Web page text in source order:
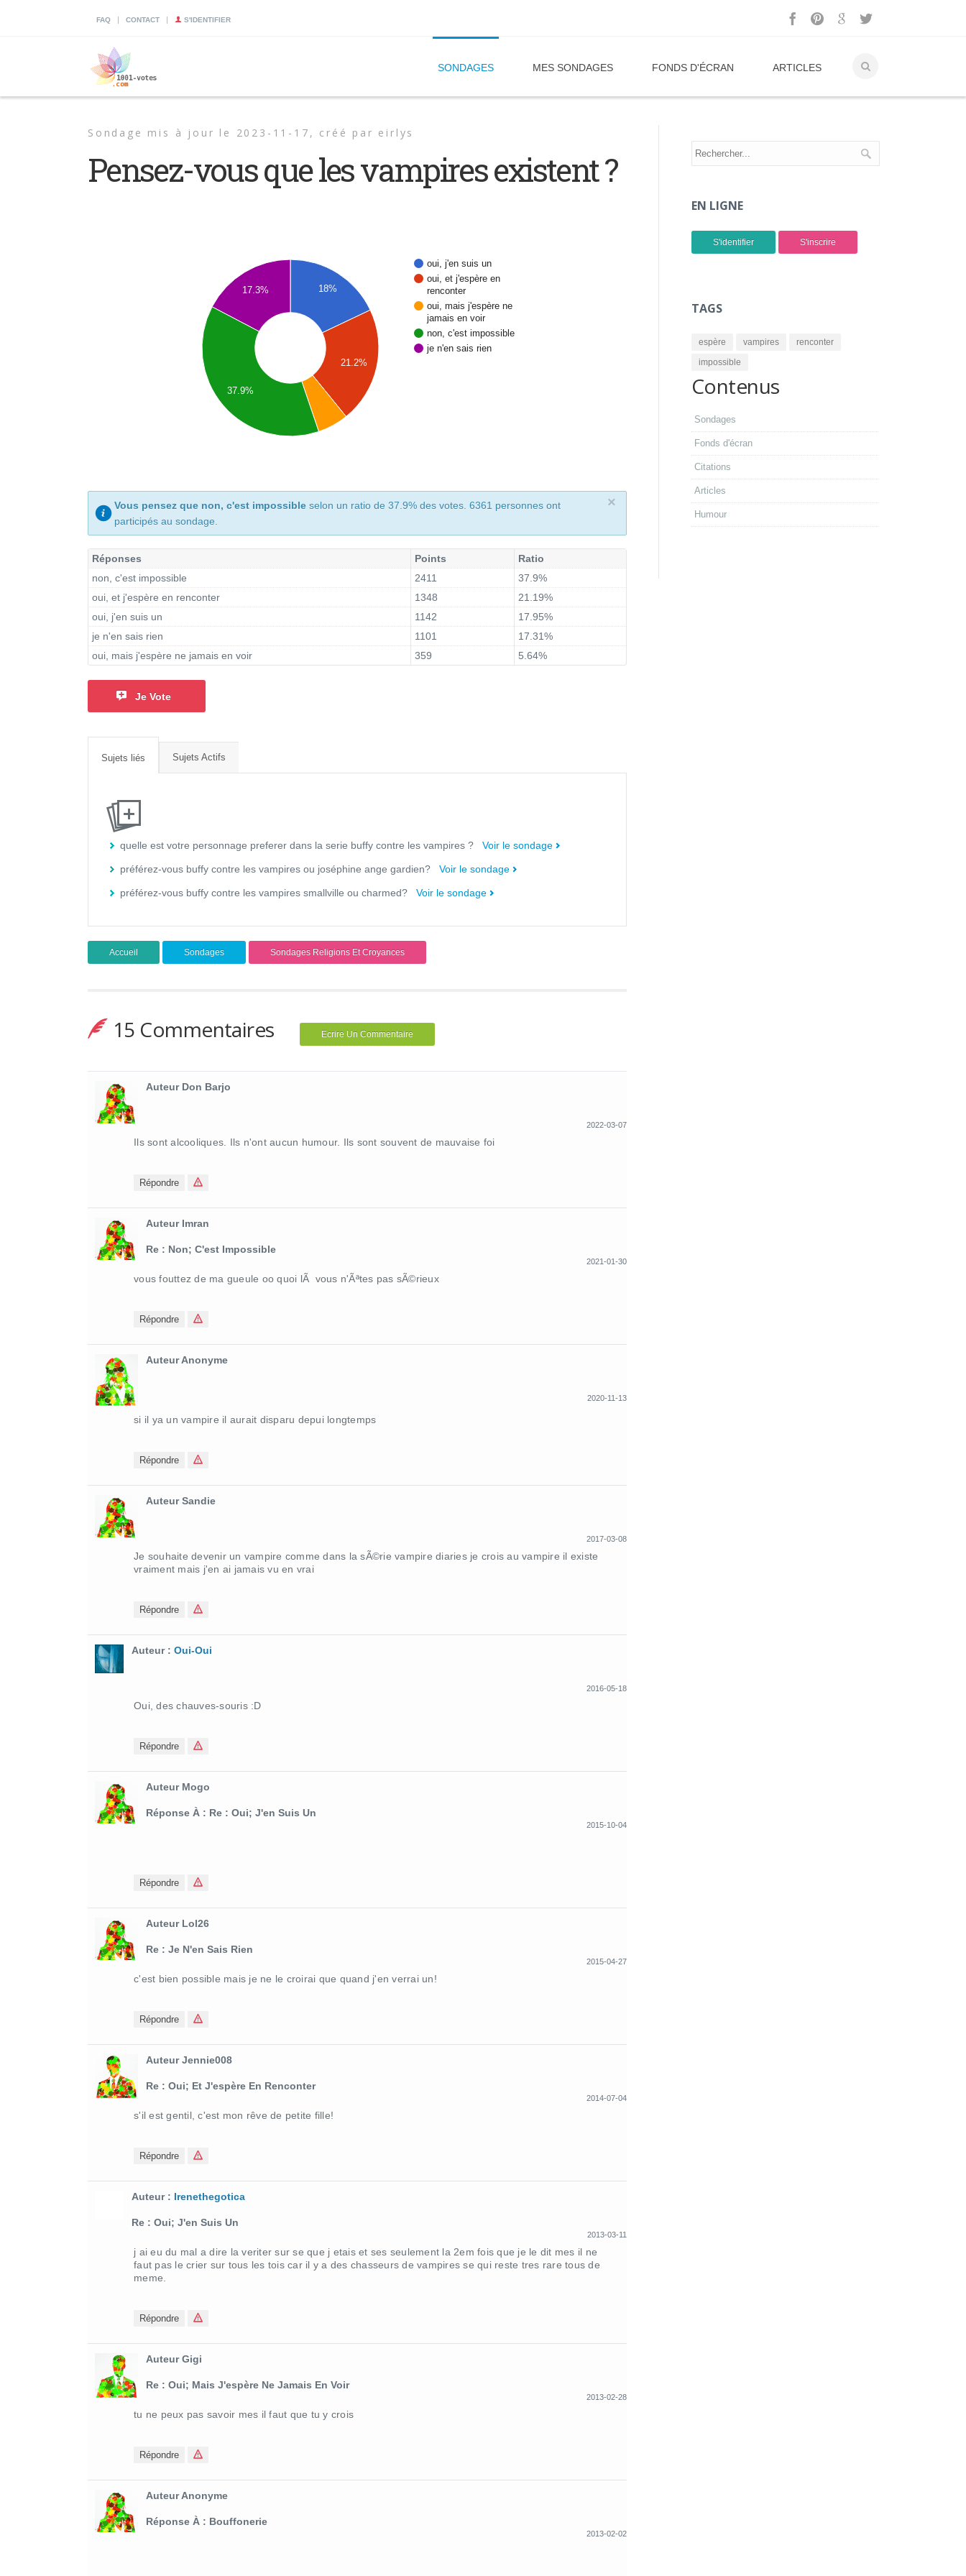
FAQ | CONTACT | S'IDENTIFIER
SONDAGES MES SONDAGES FONDS D'ÉCRAN ARTICLES
Sondage mis à jour le 2023-11-17, créé par eirlys
Pensez-vous que les vampires existent ?
oui, j'en suis un
oui, et j'espère en
renconter
oui, mais j'espère ne
jamais en voir
non, c'est impossible
je n'en sais rien
18%
21.2%
17.3%
37.9%
×
Vous pensez que non, c'est impossible selon un ratio de 37.9% des votes. 6361 personnes ont
participés au sondage.
Réponses Points
Ratio
non, c'est impossible
2411
37.9%
oui, et j'espère en renconter
1348
21.19%
oui, j'en suis un
1142
17.95%
je n'en sais rien
1101
17.31%
oui, mais j'espère ne jamais en voir
359 5.64%
Je Vote
Sujets liés Sujets Actifs
quelle est votre personnage preferer dans la serie buffy contre les vampires ? Voir le sondage
préférez-vous buffy contre les vampires ou joséphine ange gardien? Voir le sondage
préférez-vous buffy contre les vampires smallville ou charmed? Voir le sondage
Accueil Sondages Sondages Religions Et Croyances
15 Commentaires Ecrire Un Commentaire
Auteur Don Barjo
2022-03-07
Ils sont alcooliques. Ils n'ont aucun humour. Ils sont souvent de mauvaise foi
Répondre
Auteur Imran
Re : Non; C'est Impossible
2021-01-30
vous fouttez de ma gueule oo quoi lÃ vous n'Ãªtes pas sÃ©rieux
Répondre
Auteur Anonyme
2020-11-13
si il ya un vampire il aurait disparu depui longtemps
Répondre
Auteur Sandie
2017-03-08
Je souhaite devenir un vampire comme dans la sÃ©rie vampire diaries je crois au vampire il existe
vraiment mais j'en ai jamais vu en vrai
Répondre
Auteur : Oui-Oui
2016-05-18
Oui, des chauves-souris :D
Répondre
Auteur Mogo
Réponse À : Re : Oui; J'en Suis Un
2015-10-04
Répondre
Auteur Lol26
Re : Je N'en Sais Rien
2015-04-27
c'est bien possible mais je ne le croirai que quand j'en verrai un!
Répondre
Auteur Jennie008
Re : Oui; Et J'espère En Renconter
2014-07-04
s'il est gentil, c'est mon rêve de petite fille!
Répondre
Auteur : Irenethegotica
Re : Oui; J'en Suis Un
2013-03-11
j ai eu du mal a dire la veriter sur se que j etais et ses seulement la 2em fois que je le dit mes il ne
faut pas le crier sur tous les tois car il y a des chasseurs de vampires se qui reste tres rare tous de
meme.
Répondre
Auteur Gigi
Re : Oui; Mais J'espère Ne Jamais En Voir
2013-02-28
tu ne peux pas savoir mes il faut que tu y crois
Répondre
Auteur Anonyme
Réponse À : Bouffonerie
2013-02-02
EN LIGNE
S'identifier S'inscrire
TAGS
espère vampires
renconter
impossible
Contenus
Sondages
Fonds d'écran
Citations
Articles
Humour